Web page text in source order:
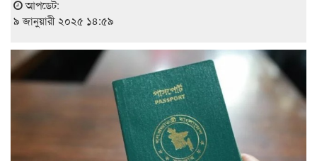
আপডেট:
৯ জানুয়ারী ২০২৫ ১৪:৫৯